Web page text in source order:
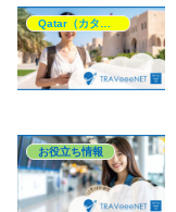
お役立ち情報